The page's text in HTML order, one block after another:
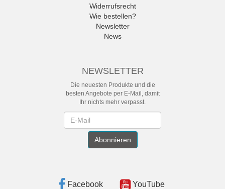
Widerrufsrecht
Wie bestellen?
Newsletter
News
NEWSLETTER
Die neuesten Produkte und die
besten Angebote per E-Mail, damit
Ihr nichts mehr verpasst.
Abonnieren
Facebook YouTube